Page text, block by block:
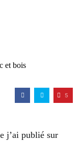
5
j’ai publié sur